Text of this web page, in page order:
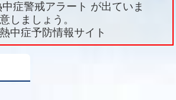
症警戒アラート が出ていま
しましょう。
中症予防情報サイト